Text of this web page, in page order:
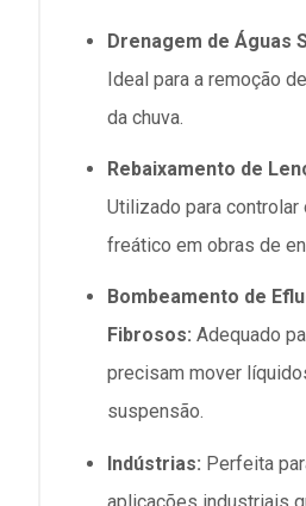
Drenagem de Águas
Ideal para a remoção
da chuva.
Rebaixamento de
Utilizado para controlar
freático em obras de
Bombeamento de
Fibrosos: Adequado
precisam mover
suspensão.
Indústrias: Perfeita
aplicações industriais